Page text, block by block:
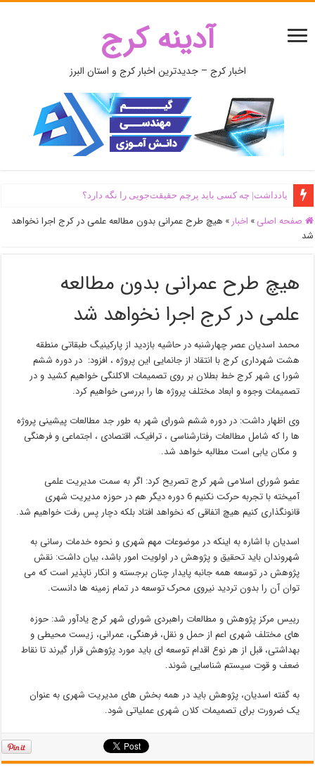
آدینه کرج
اخبار کرج – جدیدترین اخبار کرج و استان البرز
یادداشت| ‌چه کسی باید پرچم حقیقت‌جویی را نگه دارد؟
صفحه اصلی » اخبار » هیچ طرح عمرانی بدون مطالعه علمی در کرج اجرا نخواهد
شد
هیچ طرح عمرانی بدون مطالعه
علمی در کرج اجرا نخواهد شد
محمد اسدیان عصر چهارشنبه در حاشیه بازدید از پارکینیگ طبقاتی منطقه
هشت شهرداری کرج با انتقاد از جانمایی این پروژه ، افزود: در دوره ششم
شورا ی شهر کرج خط بطلان بر روی تصمیمات الاکلنگی خواهیم کشید و در
تصمیمات وجوه و ابعاد مختلف پروژه ها را بررسی خواهیم کرد.
وی اظهار داشت: در دوره ششم شورای شهر به طور جد مطالعات پیشینی پروژه
ها را که شامل مطالعات رفتارشناسی ، ترافیک، اقتصادی ، اجتماعی و فرهنگی
و مکان یابی است مطالبه خواهد شد.
عضو شورای اسلامی شهر کرج تصریح کرد: اگر به سمت مدیریت علمی
آمیخته با تجربه حرکت نکنیم 6 دوره دیگر هم در حوزه مدیریت شهری
قانونگذاری کنیم هیچ اتفاقی که نخواهد افتاد بلکه دچار پس رفت خواهیم شد.
اسدیان با اشاره به اینکه در موضوعات مهم شهری و نحوه خدمات رسانی به
شهروندان باید تحقیق و پژوهش در اولویت امور باشد، بیان داشت: نقش
پژوهش در توسعه همه جانبه پایدار چنان برجسته و انکار ناپذیر است که می
توان آن را بدون تردید نیروی محرک توسعه در تمام زمینه ها دانست.
رییس مرکز پژوهش و مطالعات راهبردی شورای شهر کرج یادآور شد: حوزه
های مختلف شهری اعم از حمل و نقل، فرهنگی، عمرانی، زیست محیطی و
بهداشتی، قبل از هر نوع اقدام توسعه ای باید مورد پژوهش قرار گیرند تا نقاط
ضعف و قوت سیستم شناسایی شوند.
به گفته اسدیان، پژوهش باید در همه بخش های مدیریت شهری به عنوان
یک ضرورت برای تصمیمات کلان شهری عملیاتی شود.